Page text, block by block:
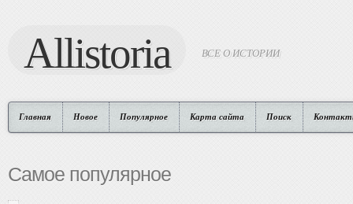
Allistoria ВСЕ О ИСТОРИИ
Главная Новое Популярное Карта сайта Поиск
Самое популярное